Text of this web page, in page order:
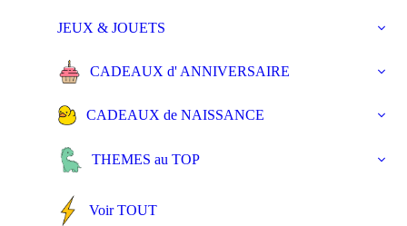
JEUX & JOUETS
CADEAUX d' ANNIVERSAIRE
CADEAUX de NAISSANCE
THEMES au TOP
Voir TOUT